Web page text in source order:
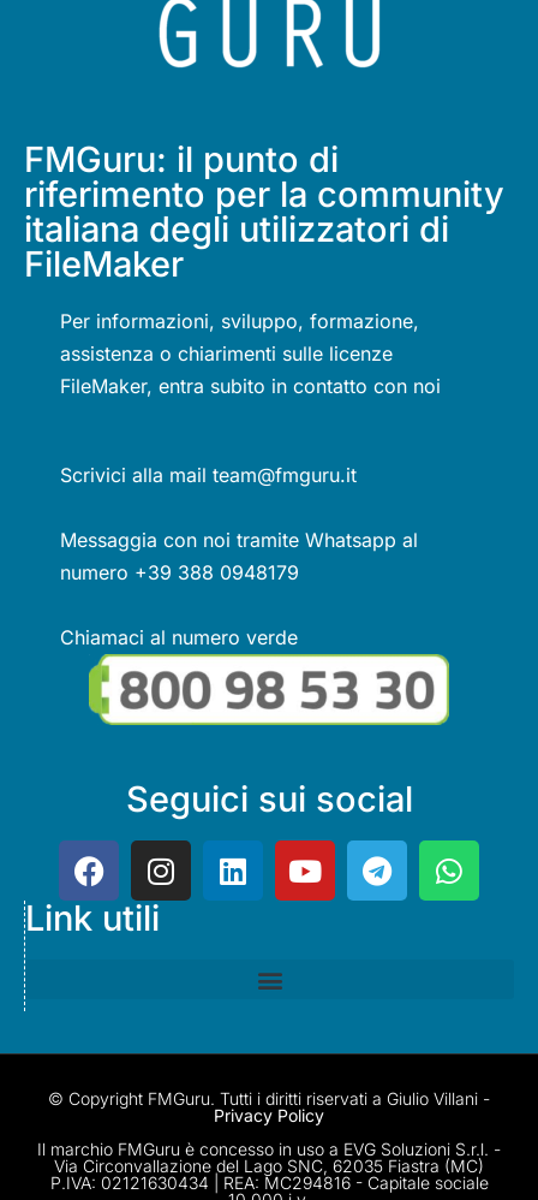
FMGuru: il punto di
riferimento per la community
italiana degli utilizzatori di
FileMaker
Per informazioni, sviluppo, formazione,
assistenza o chiarimenti sulle licenze
FileMaker, entra subito in contatto con noi
Scrivici alla mail team@fmguru.it
Messaggia con noi tramite Whatsapp al
numero +39 388 0948179
Chiamaci al numero verde
Seguici sui social
Link utili
© Copyright FMGuru. Tutti i diritti riservati a Giulio Villani -
Privacy Policy
Il marchio FMGuru è concesso in uso a EVG Soluzioni S.r.l. -
Via Circonvallazione del Lago SNC, 62035 Fiastra (MC)
P.IVA: 02121630434 | REA: MC294816 - Capitale sociale